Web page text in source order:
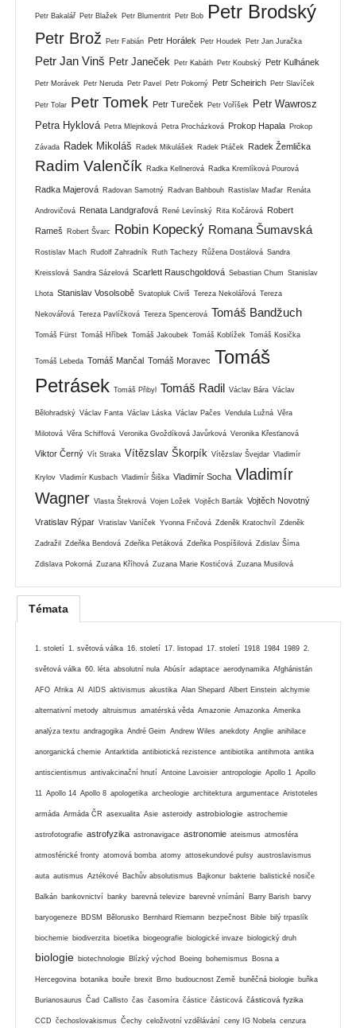
Petr Bakalář Petr Blažek Petr Blumentrit Petr Bob Petr Brodský
Petr Brož Petr Fabián Petr Horálek Petr Houdek Petr Jan Juračka
Petr Jan Vinš Petr Janeček Petr Kabáth Petr Koubský Petr Kulhánek
Petr Morávek Petr Neruda Petr Pavel Petr Pokorný Petr Scheirich Petr Slavíček
Petr Tolar Petr Tomek Petr Tureček Petr Voříšek
Petr Wawrosz
Petra Hyklová Petra Mlejnková Petra Procházková Prokop Hapala Prokop
Závada Radek Mikoláš Radek Mikulášek Radek Ptáček Radek Žemlička
Radim Valenčík Radka Kellnerová Radka Kremlíková Pourová
Radka Majerová Radovan Samotný Radvan Bahbouh Rastislav Maďar Renáta
Androvičová Renata Landgrafová René Levínský Rita Kočárová Robert
Rameš Robert Švarc Robin Kopecký Romana Šumavská
Rostislav Mach Rudolf Zahradník Ruth Tachezy Růžena Dostálová Sandra
Kreisslová Sandra Sázelová Scarlett Rauschgoldová Sebastian Chum Stanislav
Lhota Stanislav Vosolsobě Svatopluk Civiš Tereza Nekolářová Tereza
Nekovářová Tereza Pavlíčková Tereza Spencerová Tomáš Bandžuch
Tomáš Fürst Tomáš Hříbek Tomáš Jakoubek Tomáš Koblížek Tomáš Kosička
Tomáš Lebeda Tomáš Mančal Tomáš Moravec Tomáš
Petrásek Tomáš Přibyl Tomáš Radil Václav Bára Václav
Bělohradský Václav Fanta Václav Láska Václav Pačes Vendula Lužná Věra
Milotová Věra Schiffová Veronika Gvoždíková Javůrková Veronika Křesťanová
Viktor Černý Vít Straka Vítězslav Škorpík Vítězslav Švejdar Vladimír
Krylov Vladimír Kusbach Vladimír Šiška Vladimír Socha Vladimír
Wagner Vlasta Štekrová Vojen Ložek Vojtěch Barták Vojtěch Novotný
Vratislav Rýpar Vratislav Vaníček Yvonna Fričová Zdeněk Kratochvíl Zdeněk
Zadražil Zdeňka Bendová Zdeňka Petáková Zdeňka Pospíšilová Zdislav Šíma
Zdislava Pokorná Zuzana Kříhová Zuzana Marie Kostićová Zuzana Musilová
Témata
1. století 1. světová válka 16. století 17. listopad 17. století 1918 1984 1989 2.
světová válka 60. léta absolutní nula Abúsír adaptace aerodynamika Afghánistán
AFO Afrika AI AIDS aktivismus akustika Alan Shepard Albert Einstein alchymie
alternativní metody altruismus amatérská věda Amazonie Amazonka Amerika
analýza textu andragogika André Geim Andrew Wiles anekdoty Anglie anihilace
anorganická chemie Antarktida antibiotická rezistence antibiotika antihmota antika
antiscientismus antivakcinační hnutí Antoine Lavoisier antropologie Apollo 1 Apollo
11 Apollo 14 Apollo 8 apologetika archeologie architektura argumentace Aristoteles
armáda Armáda ČR asexualita Asie asteroidy astrobiologie astrochemie
astrofotografie astrofyzika astronavigace astronomie ateismus atmosféra
atmosférické fronty atomová bomba atomy attosekundové pulsy austroslavismus
auta autismus Aztékové Bachův absolutismus Bajkonur bakterie balistické nosiče
Balkán bankovnictví banky barevná televize barevné vnímání Barry Barish barvy
baryogeneze BDSM Bělorusko Bernhard Riemann bezpečnost Bible bilý trpaslík
biochemie biodiverzita bioetika biogeografie biologické invaze biologický druh
biologie biotechnologie Blízký východ Boeing bohemismus Bosna a
Hercegovina botanika bouře brexit Brno budoucnost Země buněčná biologie buňka
Burianosaurus Čad Callisto čas časomíra částice částicová částicová fyzika
CCD čechoslovakismus Čechy celoživotní vzdělávání ceny IG Nobela cenzura